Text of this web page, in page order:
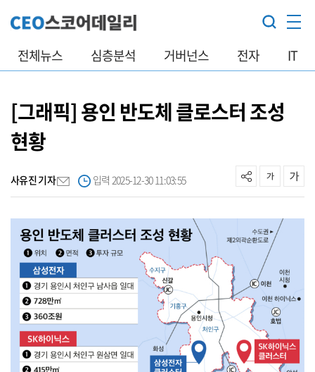
전체뉴스 심층분석 거버넌스 전자 IT
[그래픽] 용인 반도체 클로스터 조성
현황
사유진 기자 입력 2025-12-30 11:03:55